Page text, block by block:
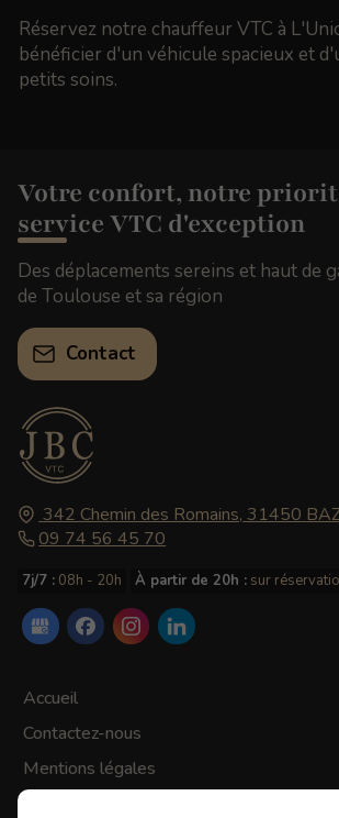
Réservez notre chauffeur VTC à
bénéficier d'un véhicule spacieux et
petits soins.
342 Chemin des Romains, 31450
09 74 56 45 70
7j/7 : 08h - 20h À partir de 20h : sur
Accueil
Contactez-nous
Mentions légales
Votre confort, notre
service VTC d'exception
Des déplacements sereins et haut de
de Toulouse et sa région
Contact